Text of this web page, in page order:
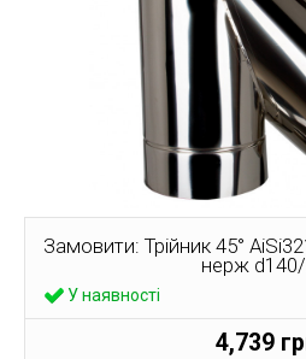
Замовити: Трійник 45°
нерж
У наявності
4,739